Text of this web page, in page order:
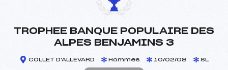
TROPHEE BANQUE POPULAIRE DES
ALPES BENJAMINS 3
COLLET D'ALLEVARD Hommes 10/02/08 SL